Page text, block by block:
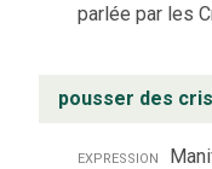
parlée par les
pousser des
expression